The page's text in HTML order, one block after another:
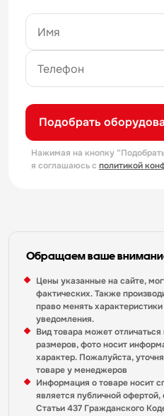
Подобрать
Нажимая на кнопку
я соглашаюсь с политикой
Обращаем ваше
Цены указанные на сайте,
фактических. Также
право менять
уведомления.
Вид товара может
размеров, фото носит
характер. Пожалуйста,
товаре у менеджеров
Информация о товаре носит
является публичной
Статьи 437 Гражданского